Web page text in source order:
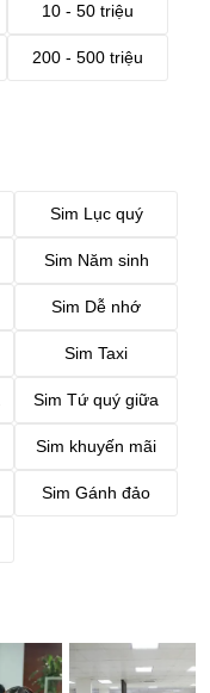
10 - 50 triệu
200 - 500 triệu
Sim Lục quý
Sim Năm sinh
Sim Dễ nhớ
Sim Taxi
Sim Tứ quý giữa
Sim khuyến mãi
Sim Gánh đảo